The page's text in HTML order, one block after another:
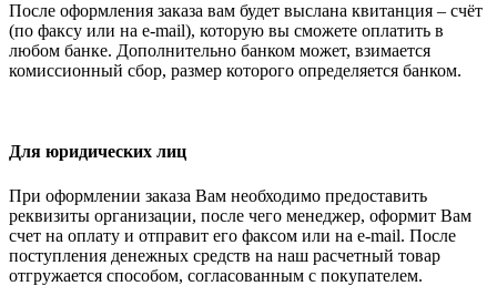
После оформления заказа вам будет выслана квитанция – счёт
(по факсу или на e-mail), которую вы сможете оплатить в
любом банке. Дополнительно банком может, взимается
комиссионный сбор, размер которого определяется банком.
Для юридических лиц
При оформлении заказа Вам необходимо предоставить
реквизиты организации, после чего менеджер, оформит Вам
счет на оплату и отправит его факсом или на e-mail. После
поступления денежных средств на наш расчетный товар
отгружается способом, согласованным с покупателем.